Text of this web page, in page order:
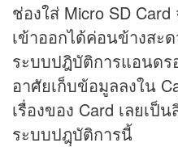
ช่องใส่ Micro SD
เข้าออกได้ค่อนข้างสะ
ระบบปฎิบัติการแอนด
อาศัยเก็บข้อมูลลงใน
เรื่องของ Card เลยเป็
ระบบปฎฺบัติการนี้